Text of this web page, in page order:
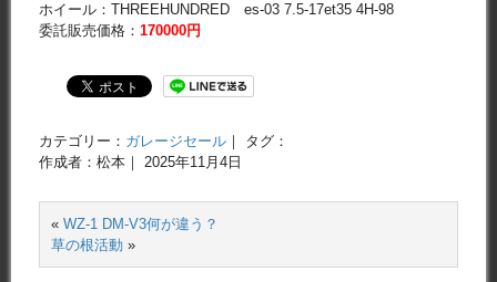
ホイール：THREEHUNDRED es-03 7.5-17et35 4H-98
委託販売価格： 170000円
カテゴリー： ガレージセール ｜ タグ：
作成者：松本｜ 2025年11月4日
« WZ-1 DM-V3何が違う？
草の根活動 »